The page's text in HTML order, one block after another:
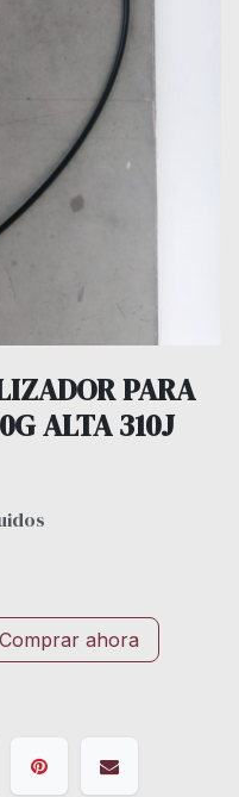
PARA
ALTA 310J
Comprar ahora